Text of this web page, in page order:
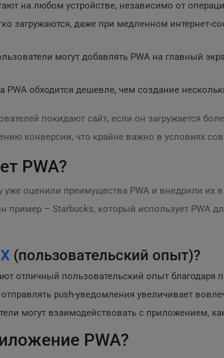
на любом устройстве, независимо от
загружаются, даже при медленном интернет-
могут добавлять PWA на главный
PWA обходится дешевле, чем создание
покидают сайт, если он загружается
конверсии, что крайне важно в условиях
PWA?
оценили преимущества PWA и внедрили их
пример – Starbucks, который использует PWA
(пользовательский опыт)?
отличный пользовательский опыт благодаря
push-уведомления увеличивает
могут взаимодействовать с приложением,
PWA?